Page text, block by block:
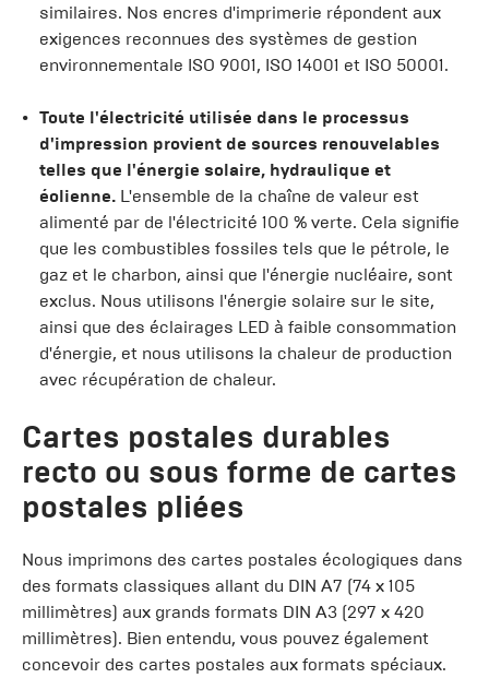
similaires. Nos encres d'imprimerie répondent aux
exigences reconnues des systèmes de gestion
environnementale ISO 9001, ISO 14001 et ISO 50001.
Toute l'électricité utilisée dans le processus
d'impression provient de sources renouvelables
telles que l'énergie solaire, hydraulique et
éolienne. L'ensemble de la chaîne de valeur est
alimenté par de l'électricité 100 % verte. Cela signifie
que les combustibles fossiles tels que le pétrole, le
gaz et le charbon, ainsi que l'énergie nucléaire, sont
exclus. Nous utilisons l'énergie solaire sur le site,
ainsi que des éclairages LED à faible consommation
d'énergie, et nous utilisons la chaleur de production
avec récupération de chaleur.
Cartes postales durables
recto ou sous forme de cartes
postales pliées
Nous imprimons des cartes postales écologiques dans
des formats classiques allant du DIN A7 (74 x 105
millimètres) aux grands formats DIN A3 (297 x 420
millimètres). Bien entendu, vous pouvez également
concevoir des cartes postales aux formats spéciaux.